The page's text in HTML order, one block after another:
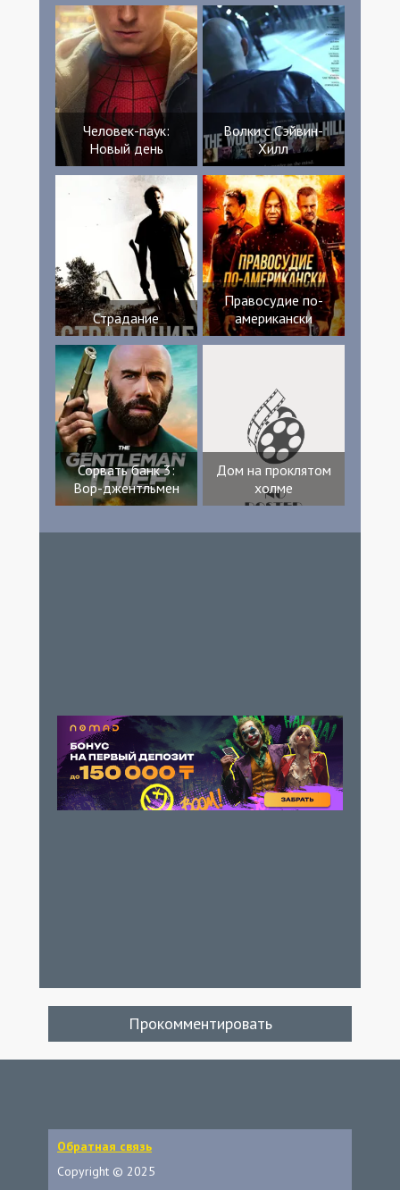
Человек-паук:
Новый день
Волки с Сэйвин-
Хилл
Страдание
Правосудие по-
американски
Сорвать банк 3:
Вор-джентльмен
Дом на проклятом
холме
Прокомментировать
Обратная связь
Copyright © 2025